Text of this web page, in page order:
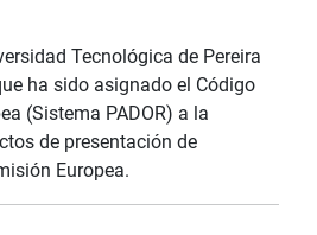
Tecnológica de Pereira
ha sido asignado el Código
(Sistema PADOR) a la
de presentación de
Europea.